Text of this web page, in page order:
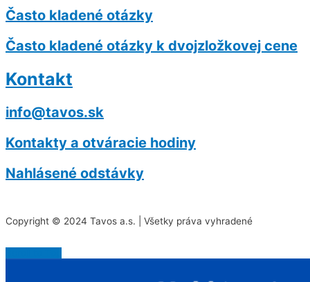
Často kladené otázky
Často kladené otázky k dvojzložkovej cene
Kontakt
info@tavos.sk
Kontakty a otváracie hodiny
Nahlásené odstávky
Copyright © 2024 Tavos a.s. | Všetky práva vyhradené